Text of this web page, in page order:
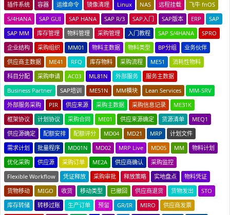
插件系统
容器 运维命令 镜像清理 Linux NAS 远程挂载
飞牛 fnOS
S/4HANA
SAP GUI SAP HANA SAP R/3 SAP入门 SAP版本 ERP
SAP
SAP MM
库存管理 物料管理 采购管理 入门教程 SAP S/4HANA
SPRO
企业结构
采购组织 MM01 物料主数据 物料类型 BP分组
业务伙伴
供应商主数据
ME41 RFQ 库存物料 采购流程 ME51
消耗性物料
科目分配
采购申请 AC03 ML81N 外部服务
服务主数据
Business Partner
SAP培训 ME51N MM模块 Lean Services
MM-SRV
外部服务采购
PIR 供应来源 采购主数据 采购信息记录
ME31K
框架协议
计划协议 采购合同 ME01 供应来源确定 货源清单
MEQ1
供应源确定
配额安排 配额评分 MD04 MD21 MRP
计划文件
需求计划
批量程序 MD01N MD02 MRP Live MD05 MM
物料计划
优化采购
供应源 采购订单 ME2A 供应商确认
采购监控
Flexible Workflow
凭证释放 采购审批 释放策略 实地盘点
物料凭证
货物移动
MIGO 收货 移动类型 已撤回 供应商退货 货物发出
STO
库存转储
转移过账 生产订单 预留 GR/IR MIRO
供应商发票